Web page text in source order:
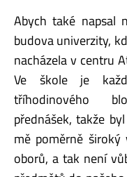
Abych také napsal
budova univerzity,
nacházela v centru
Ve škole je
tříhodinového
přednášek, takže
mě poměrně
oborů, a tak není